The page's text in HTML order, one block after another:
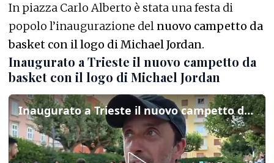
In piazza Carlo Alberto è stata una festa di
popolo l’inaugurazione del nuovo campetto da
basket con il logo di Michael Jordan.
Inaugurato a Trieste il nuovo campetto da
basket con il logo di Michael Jordan
Inaugurato a Trieste il nuovo campetto da basket con il logo di Michael Jordan